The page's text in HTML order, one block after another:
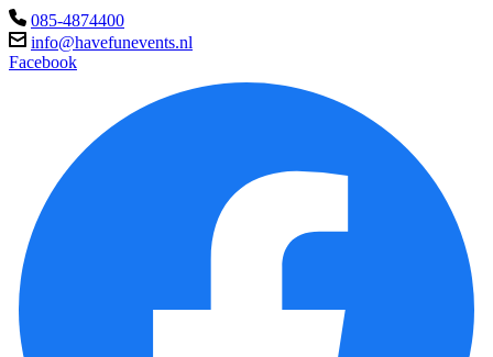
085-4874400
info@havefunevents.nl
Facebook